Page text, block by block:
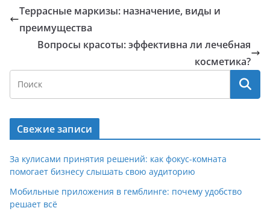
Террасные маркизы: назначение, виды и
преимущества
Вопросы красоты: эффективна ли лечебная
косметика?
Свежие записи
За кулисами принятия решений: как фокус-комната
помогает бизнесу слышать свою аудиторию
Мобильные приложения в гемблинге: почему удобство
решает всё